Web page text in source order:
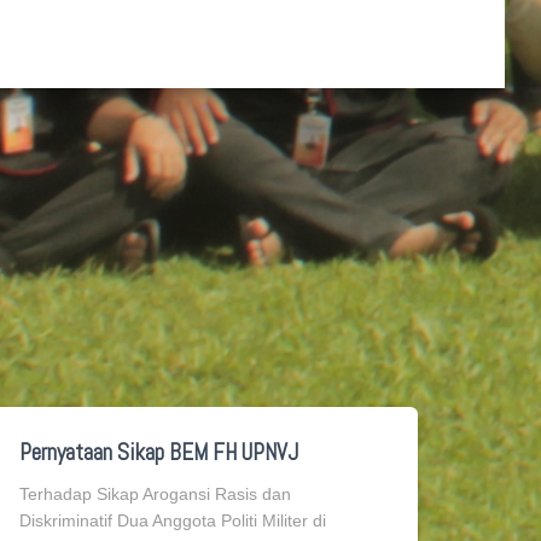
Pernyataan Sikap BEM FH UPNVJ
Terhadap Sikap Arogansi Rasis dan
Diskriminatif Dua Anggota Politi Militer di